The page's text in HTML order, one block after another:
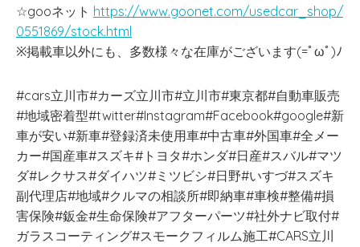
☆gooネット https://www.goonet.com/usedcar_shop/
0551869/stock.html
※掲載車以外にも、多数様々な在庫がございます(=ﾟωﾟ)ﾉ
#cars立川市#カーズ立川市#立川市#東京都#自動車販売
#地域密着型#twitter#Instagram#Facebook#google#新
車が安い#新車#登録済未使用車#中古車#外国車#全メー
カー#国産車#スズキ#トヨタ#ホンダ#日産#スバル#マツ
ダ#レクサス#ダイハツ#ミツビシ#日野#いすづ#スズキ
副代理店#地域#クルマの相談所#即納車#車検#整備#損
害保険#鈑金#生命保険#アフターパーツ#社外ナビ取付#
ガラスコーティング#スモークフィルム施工#CARS立川